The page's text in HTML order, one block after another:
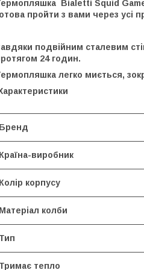
Bialetti Squid Game
пройти з вами через усі
подвійним сталевим
24 годин.
легко миється,
Бренд
Країна-виробник
Колір корпусу
Матеріал колби
Тип
Тримає тепло